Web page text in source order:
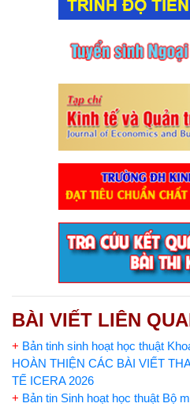
BÀI VIẾT LIÊN
+ Bản tinh sinh hoạt học thuật
HOÀN THIỆN CÁC BÀI VIẾT
TẾ ICERA 2026
+ Bản tin Sinh hoạt học thuật Bộ